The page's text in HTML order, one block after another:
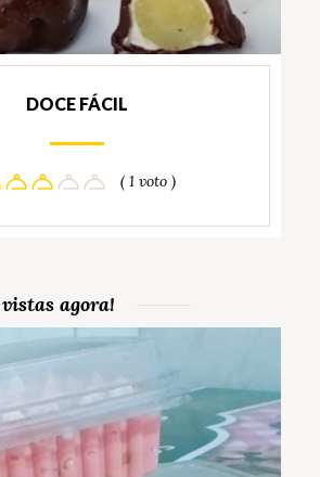
DOCE FÁCIL
( 1 voto )
agora!